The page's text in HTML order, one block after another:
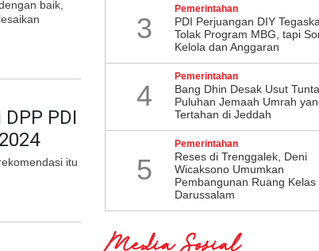
baik,
PDI
itu
3
Pemerintahan
PDI Perjuangan DIY
Tolak Program MBG, tapi
Kelola dan Anggaran
4
Pemerintahan
Bang Dhin Desak Usut
Puluhan Jemaah Umrah
Tertahan di Jeddah
5
Pemerintahan
​Reses di Trenggalek, Deni
Wicaksono Umumkan
Pembangunan Ruang Kelas
Darussalam